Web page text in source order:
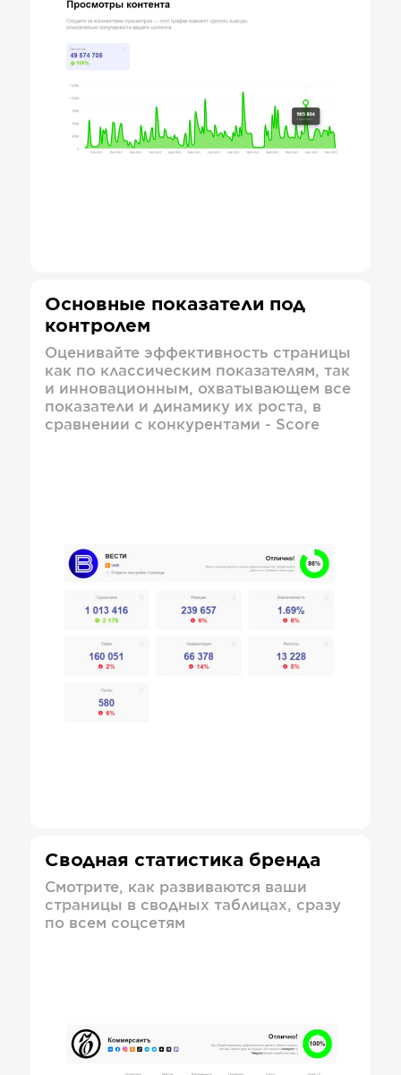
Основные показатели под
контролем
Оценивайте эффективность страницы
как по классическим показателям, так
и инновационным, охватывающем все
показатели и динамику их роста, в
сравнении с конкурентами - Score
Сводная статистика бренда
Смотрите, как развиваются ваши
страницы в сводных таблицах, сразу
по всем соцсетям